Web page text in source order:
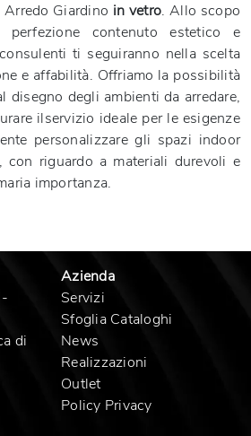
Giardino in vetro. Allo scopo
contenuto estetico e
ti seguiranno nella scelta
e affabilità. Offriamo la possibilità
disegno degli ambienti da arredare,
ilservizio ideale per le esigenze
personalizzare gli spazi indoor
con riguardo a materiali durevoli e
importanza.
di
Azienda
Servizi
Sfoglia Cataloghi
News
Realizzazioni
Outlet
Policy Privacy